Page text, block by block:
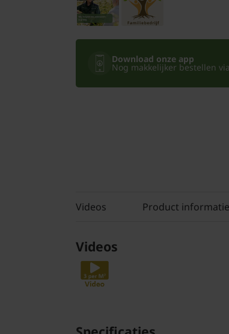
Download onze app
Nog makkelijker bestellen
Videos Product informatie
Videos